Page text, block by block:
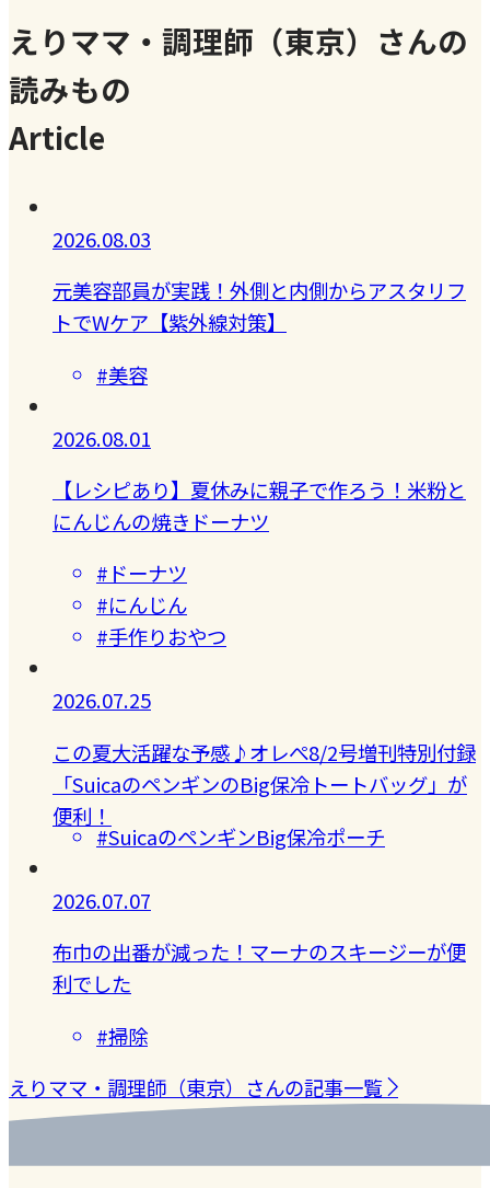
えりママ・調理師（東京）さんの
読みもの
Article
2026.08.03
元美容部員が実践！外側と内側からアスタリフ
トでWケア【紫外線対策】
#美容
2026.08.01
【レシピあり】夏休みに親子で作ろう！米粉と
にんじんの焼きドーナツ
#ドーナツ
#にんじん
#手作りおやつ
2026.07.25
この夏大活躍な予感♪オレぺ8/2号増刊特別付録
「SuicaのペンギンのBig保冷トートバッグ」が
便利！
#SuicaのペンギンBig保冷ポーチ
2026.07.07
布巾の出番が減った！マーナのスキージーが便
利でした
#掃除
えりママ・調理師（東京）さんの記事一覧